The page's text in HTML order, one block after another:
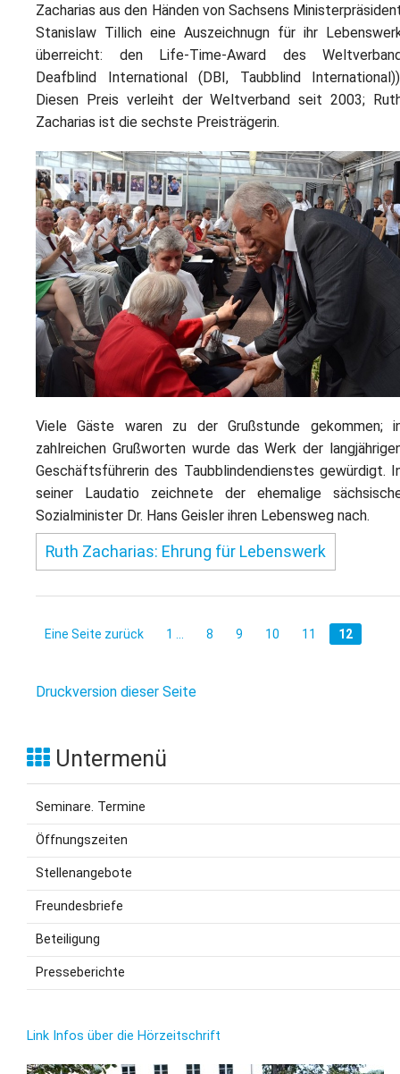
Zacharias aus den Händen von Sachsens
Stanislaw Tillich eine Auszeichnugn für ihr
überreicht: den Life-Time-Award des
Deafblind International (DBI, Taubblind
Diesen Preis verleiht der Weltverband seit 2003;
Zacharias ist die sechste Preisträgerin.
Viele Gäste waren zu der Grußstunde gekommen;
zahlreichen Grußworten wurde das Werk der
Geschäftsführerin des Taubblindendienstes gewürdigt.
seiner Laudatio zeichnete der ehemalige
Sozialminister Dr. Hans Geisler ihren Lebensweg nach.
Ruth Zacharias: Ehrung für Lebenswerk
Eine Seite zurück 1 ... 8 9 10 11 12
Druckversion dieser Seite
Untermenü
Seminare. Termine
Öffnungszeiten
Stellenangebote
Freundesbriefe
Beteiligung
Presseberichte
Link Infos über die Hörzeitschrift